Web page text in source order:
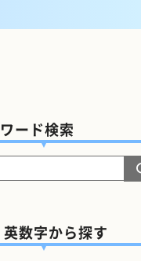
ード検索
数字から探す